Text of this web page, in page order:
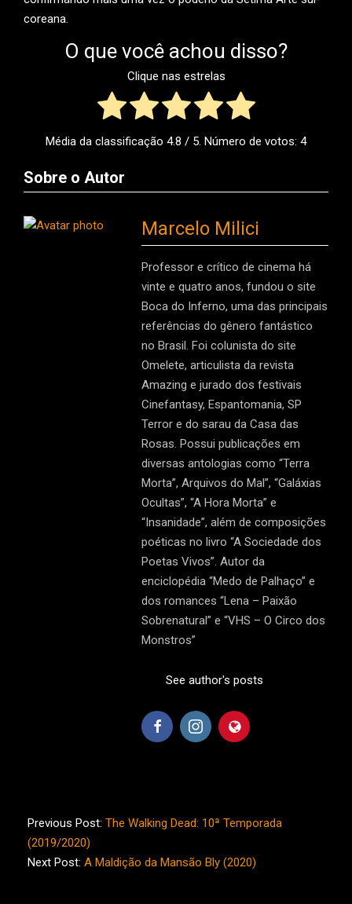
coreana.
O que você achou disso?
Clique nas estrelas
Média da classificação 4.8 / 5. Número de votos: 4
Sobre o Autor
Marcelo Milici
Professor e crítico de cinema há
vinte e quatro anos, fundou o site
Boca do Inferno, uma das principais
referências do gênero fantástico
no Brasil. Foi colunista do site
Omelete, articulista da revista
Amazing e jurado dos festivais
Cinefantasy, Espantomania, SP
Terror e do sarau da Casa das
Rosas. Possui publicações em
diversas antologias como “Terra
Morta”, Arquivos do Mal”, “Galáxias
Ocultas”, “A Hora Morta” e
“Insanidade”, além de composições
poéticas no livro “A Sociedade dos
Poetas Vivos”. Autor da
enciclopédia “Medo de Palhaço” e
dos romances “Lena – Paixão
Sobrenatural” e “VHS – O Circo dos
Monstros”
See author's posts
10-
15
Previous Post: The Walking Dead: 10ª Temporada
(2019/2020)
Next Post: A Maldição da Mansão Bly (2020)